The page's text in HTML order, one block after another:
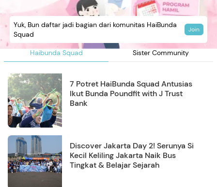
Haibunda Squad Sister Community
Yuk, Bun daftar jadi bagian dari komunitas HaiBunda
Squad
Join
7 Potret HaiBunda Squad Antusias
Ikut Bunda Poundfit with J Trust
Bank
Discover Jakarta Day 2! Serunya Si
Kecil Keliling Jakarta Naik Bus
Tingkat & Belajar Sejarah